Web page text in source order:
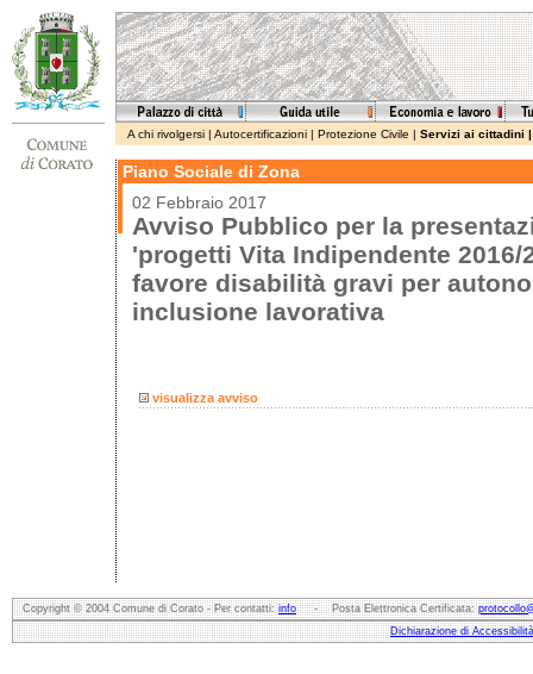
A chi rivolgersi | Autocertificazioni | Protezione Civile | Servizi ai cittadini
Piano Sociale di Zona
02 Febbraio 2017
Avviso Pubblico per la
'progetti Vita Indipendente 2016/
favore disabilità gravi per
inclusione lavorativa
visualizza avviso
Copyright © 2004 Comune di Corato - Per contatti:info- Posta Elettronica Certificata:
Dichiarazione di Accessibilità